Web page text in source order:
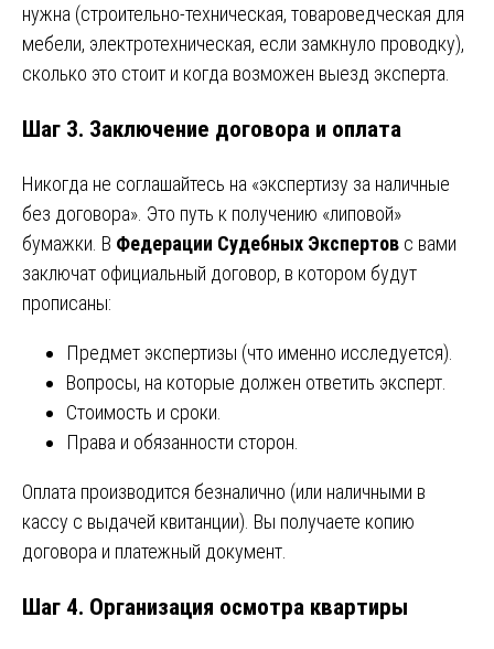
нужна (строительно-техническая, товароведческая для
мебели, электротехническая, если замкнуло проводку),
сколько это стоит и когда возможен выезд эксперта.
Шаг 3. Заключение договора и оплата
Никогда не соглашайтесь на «экспертизу за наличные
без договора». Это путь к получению «липовой»
бумажки. В Федерации Судебных Экспертов с вами
заключат официальный договор, в котором будут
прописаны:
Предмет экспертизы (что именно исследуется).
Вопросы, на которые должен ответить эксперт.
Стоимость и сроки.
Права и обязанности сторон.
Оплата производится безналично (или наличными в
кассу с выдачей квитанции). Вы получаете копию
договора и платежный документ.
Шаг 4. Организация осмотра квартиры